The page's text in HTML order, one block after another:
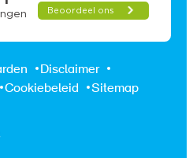
Disclaimer
Cookiebeleid Sitemap